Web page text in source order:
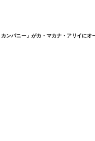
ンパニー」がカ・マカナ・アリイにオ